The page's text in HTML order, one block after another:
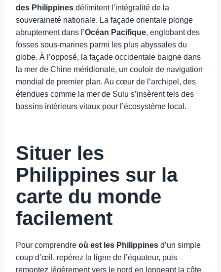
des Philippines délimitent l’intégralité de la
souveraineté nationale. La façade orientale plonge
abruptement dans l’Océan Pacifique, englobant des
fosses sous-marines parmi les plus abyssales du
globe. À l’opposé, la façade occidentale baigne dans
la mer de Chine méridionale, un couloir de navigation
mondial de premier plan. Au cœur de l’archipel, des
étendues comme la mer de Sulu s’insèrent tels des
bassins intérieurs vitaux pour l’écosystème local.
Situer les
Philippines sur la
carte du monde
facilement
Pour comprendre où est les Philippines d’un simple
coup d’œil, repérez la ligne de l’équateur, puis
remontez légèrement vers le nord en longeant la côte